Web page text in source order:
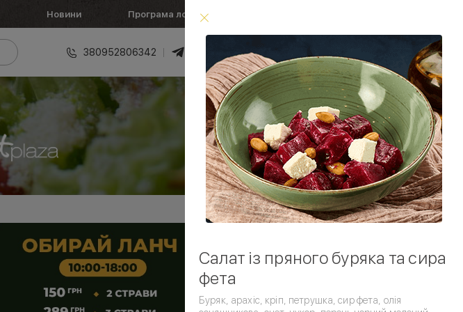
Новини Програма лояльності
380952806342 0 ₴
Умови доставки
Салат із пряного буряка та сира
фета
Буряк, арахіс, кріп, петрушка, сир фета, олія